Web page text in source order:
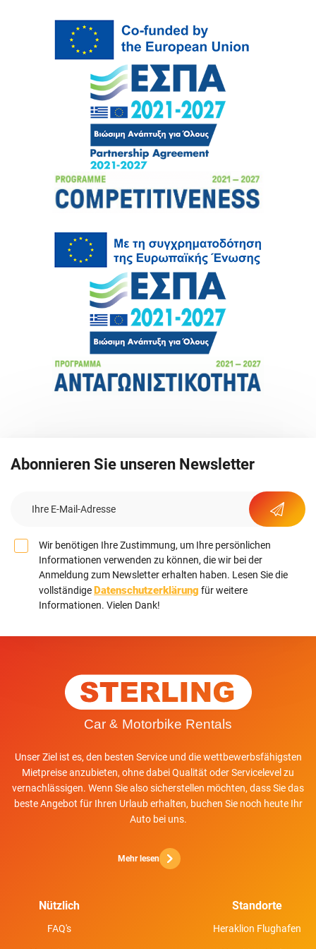
Abonnieren Sie unseren Newsletter
Wir benötigen Ihre Zustimmung, um Ihre persönlichen
Informationen verwenden zu können, die wir bei der
Anmeldung zum Newsletter erhalten haben. Lesen Sie die
vollständigeDatenschutzerklärung für weitere
Informationen. Vielen Dank!
Unser Ziel ist es, den besten Service und die wettbewerbsfähigsten
Mietpreise anzubieten, ohne dabei Qualität oder Servicelevel zu
vernachlässigen. Wenn Sie also sicherstellen möchten, dass Sie das
beste Angebot für Ihren Urlaub erhalten, buchen Sie noch heute Ihr
Auto bei uns.
Mehr lesen
Nützlich
FAQ's
Standorte
Heraklion Flughafen